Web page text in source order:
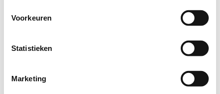
Voorkeuren
Statistieken
Marketing